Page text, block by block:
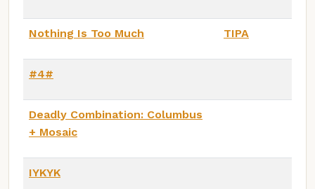
Nothing Is Too Much TIPA
#4#
Deadly Combination: Columbus
+ Mosaic
IYKYK